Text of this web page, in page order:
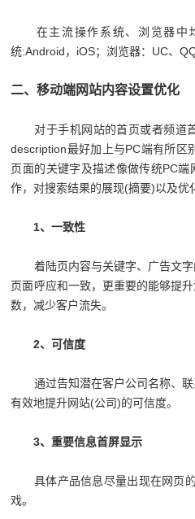
在主流操作系统、浏览器中
统:Android，iOS；浏览器：UC、
二、移动端网站内容设置优化
对于手机网站的首页或者频道首
description最好加上与PC端有所区
页面的关键字及描述像做传统PC
作，对搜索结果的展现(摘要)以及优
1、一致性
着陆页内容与关键字、广告文字
页面呼应和一致，更重要的能够提
数，减少客户流失。
2、可信度
通过告知潜在客户公司名称、联
有效地提升网站(公司)的可信度。
3、重要信息首屏显示
具体产品信息尽量出现在网页的
戏。